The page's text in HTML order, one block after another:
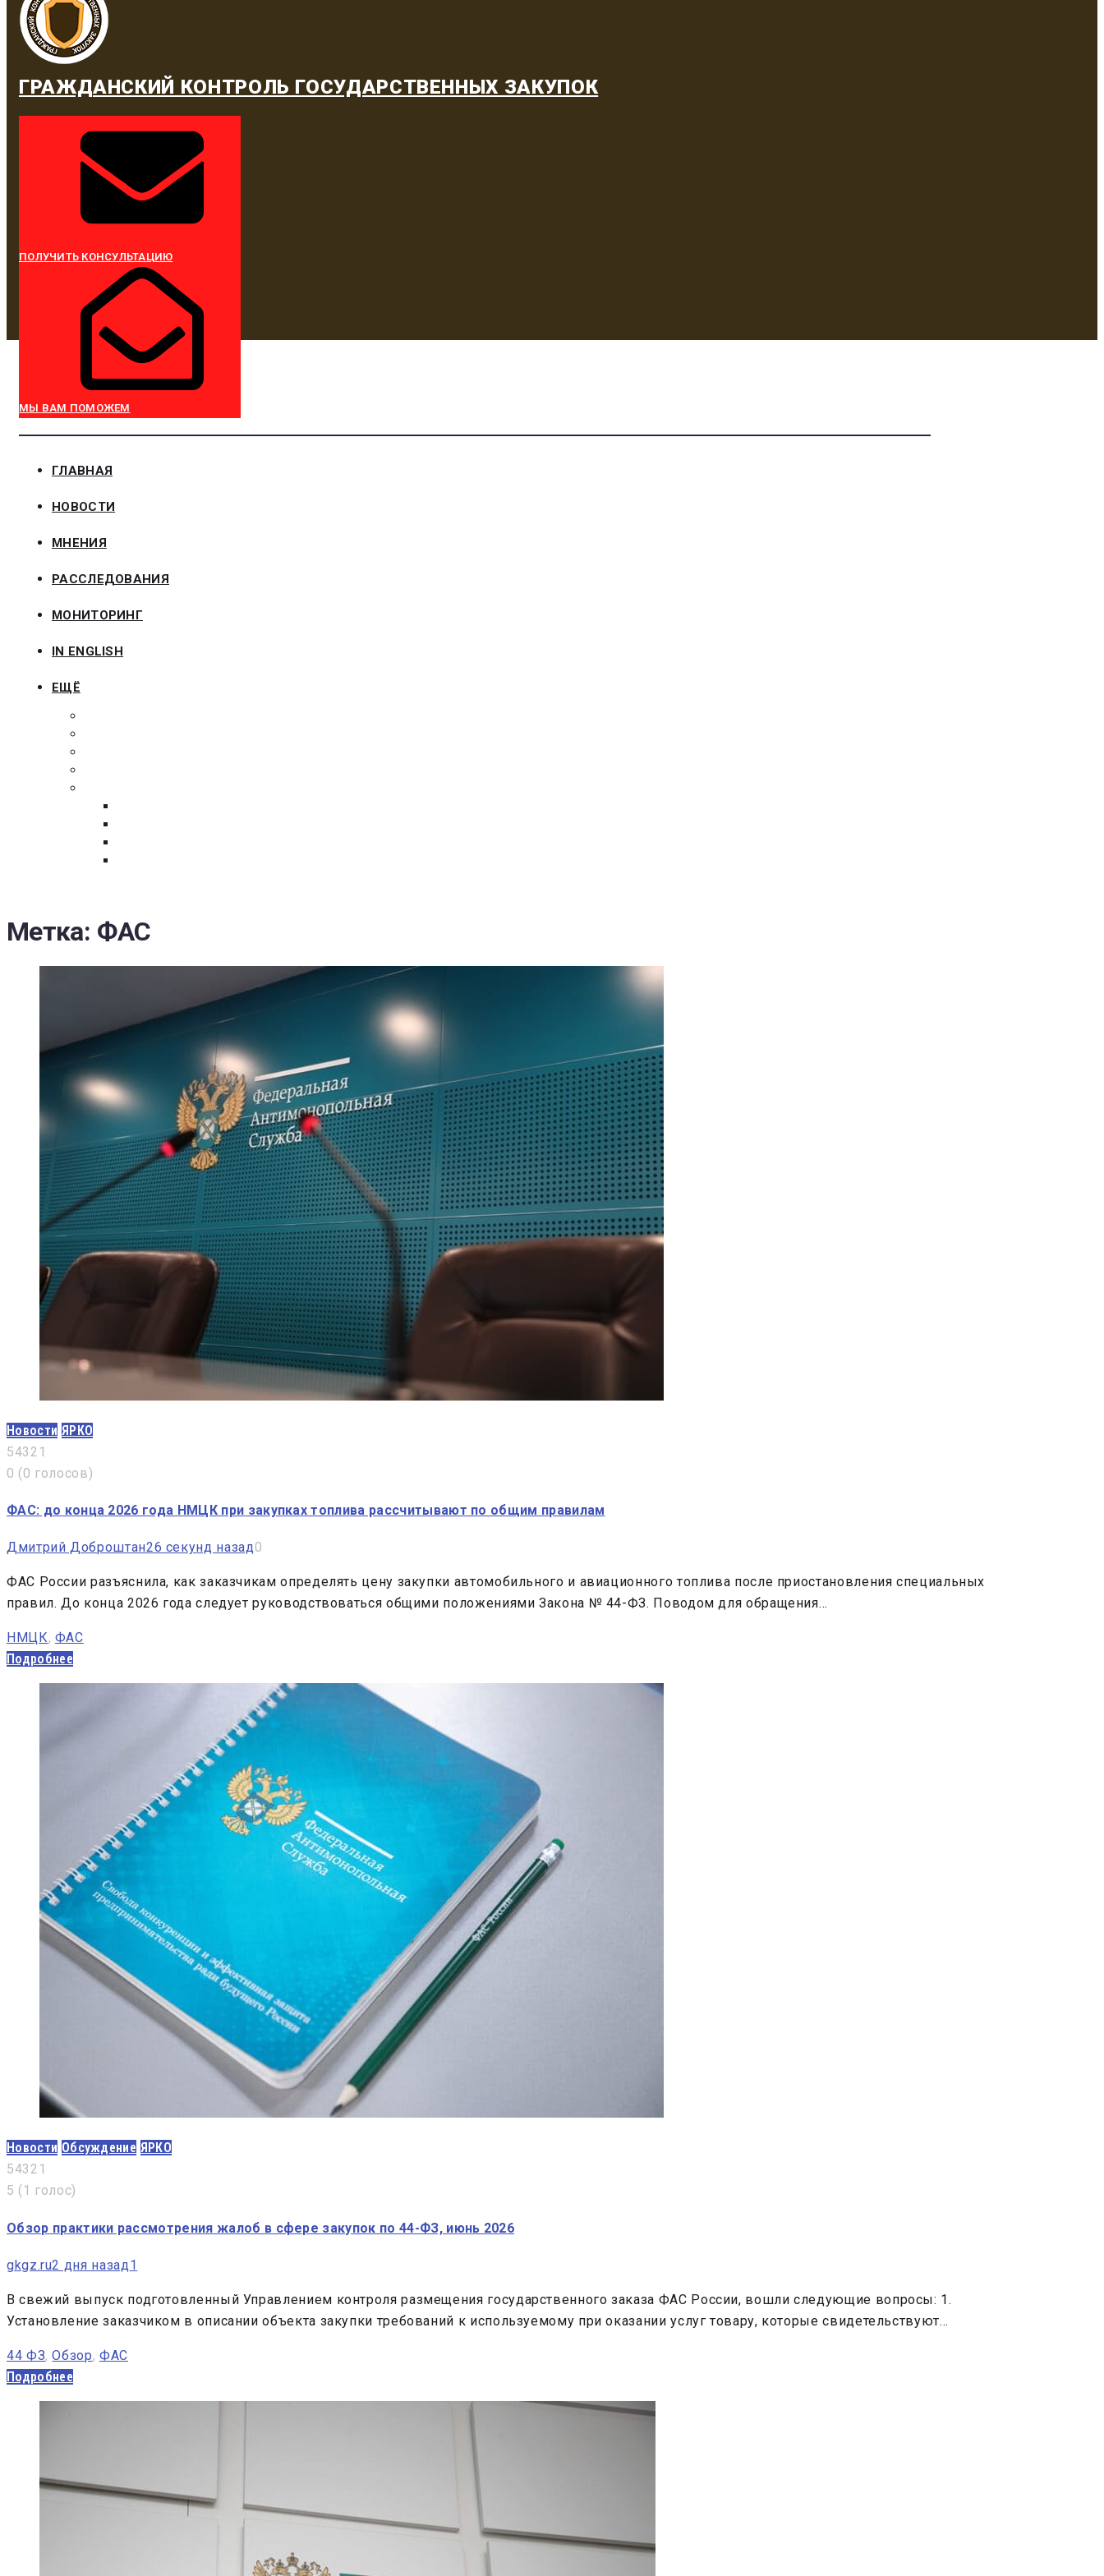
ГРАЖДАНСКИЙ КОНТРОЛЬ ГОСУДАРСТВЕННЫХ ЗАКУПОК
ПОЛУЧИТЬ КОНСУЛЬТАЦИЮ
МЫ ВАМ ПОМОЖЕМ
ГЛАВНАЯ
НОВОСТИ
МНЕНИЯ
РАССЛЕДОВАНИЯ
МОНИТОРИНГ
IN ENGLISH
ЕЩЁ
Метка: ФАС
Новости ЯРКО
543 2 1
0 (0 голосов)
ФАС: до конца 2026 года НМЦК при закупках топлива рассчитывают по общим правилам
Дмитрий Доброштан26 секунд назад0
ФАС России разъяснила, как заказчикам определять цену закупки автомобильного и авиационного топлива после приостановления специальных
правил. До конца 2026 года следует руководствоваться общими положениями Закона № 44-ФЗ. Поводом для обращения…
НМЦК, ФАС
Подробнее
Новости Обсуждение ЯРКО
543 2 1
5 ( 1 голос)
Обзор практики рассмотрения жалоб в сфере закупок по 44-ФЗ, июнь 2026
gkgz.ru2 дня назад1
В свежий выпуск подготовленный Управлением контроля размещения государственного заказа ФАС России, вошли следующие вопросы: 1.
Установление заказчиком в описании объекта закупки требований к используемому при оказании услуг товару, которые свидетельствуют…
44 ФЗ,Обзор, ФАС
Подробнее